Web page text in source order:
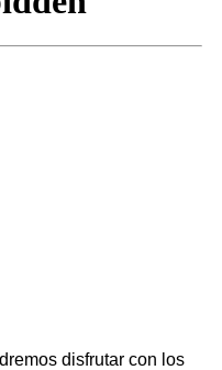
disfrutar con los